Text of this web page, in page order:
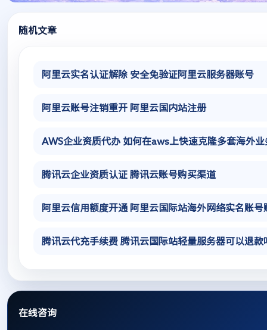
随机文章
阿里云实名认证解除 安全免验证阿里云服务器账号
阿里云账号注销重开 阿里云国内站注册
AWS企业资质代办 如何在aws上快速克隆多套海外业
腾讯云企业资质认证 腾讯云账号购买渠道
阿里云信用额度开通 阿里云国际站海外网络实名账号
腾讯云代充手续费 腾讯云国际站轻量服务器可以退款
在线咨询